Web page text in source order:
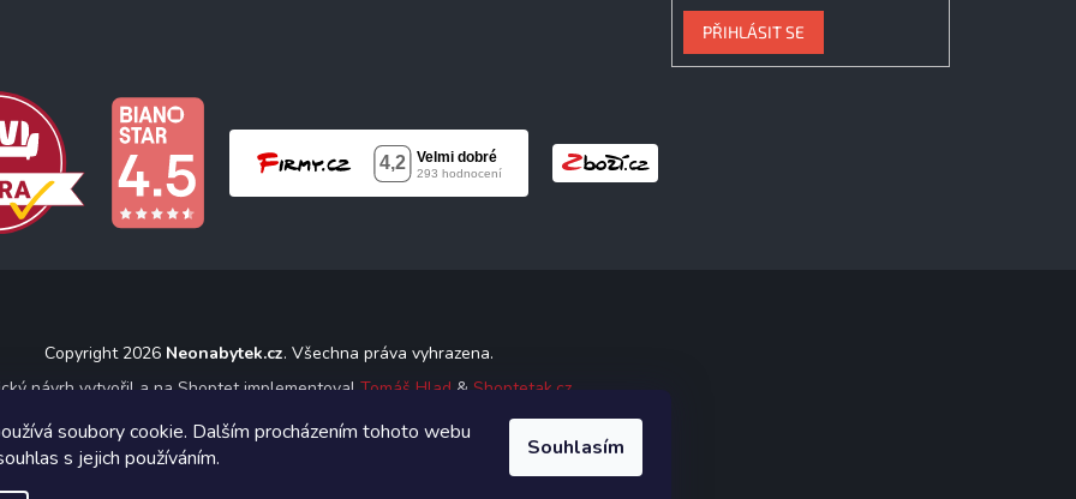
soubory cookie. Dalším procházením tohoto webu
s jejich používáním.
Souhlasím
PŘIHLÁSIT SE
Copyright 2026 Neonabytek.cz. Všechna práva vyhrazena.
návrh vytvořil a na Shoptet implementoval Tomáš Hlad & Shoptetak.cz.
Vytvořil Shoptet